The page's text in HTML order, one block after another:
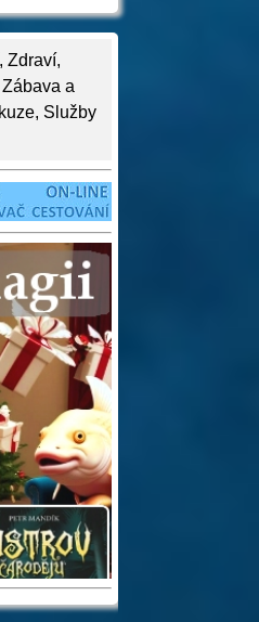
, Zdraví,
Zábava a
, Služby